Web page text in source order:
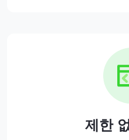
제한